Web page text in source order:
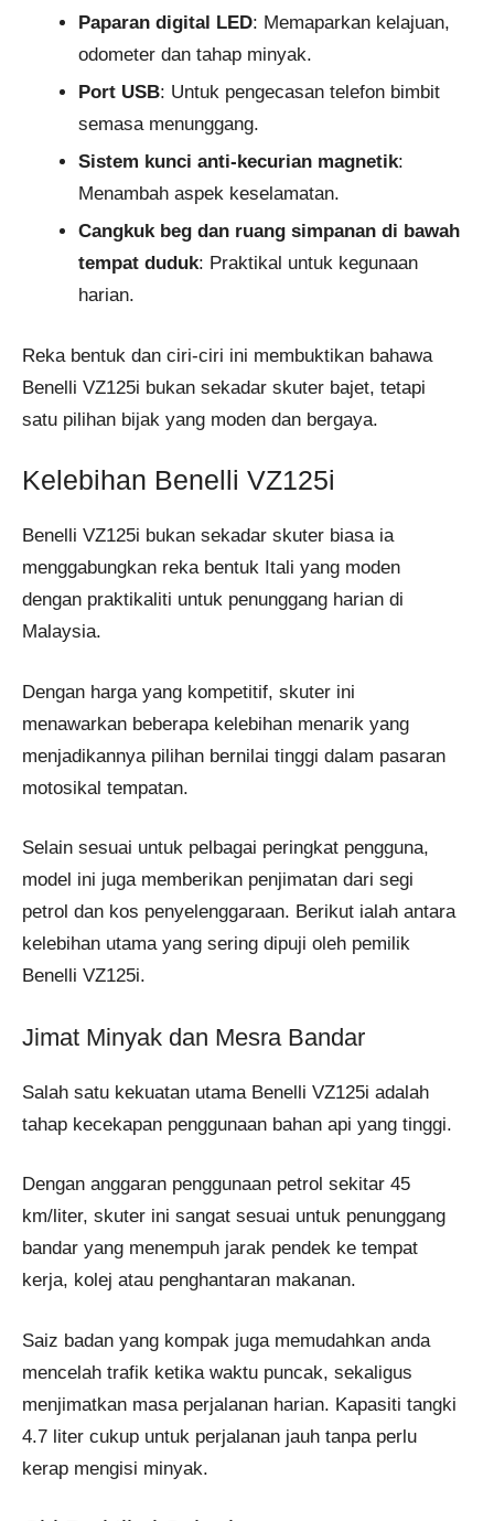
Paparan digital LED: Memaparkan kelajuan,
odometer dan tahap minyak.
Port USB: Untuk pengecasan telefon bimbit
semasa menunggang.
Sistem kunci anti-kecurian magnetik:
Menambah aspek keselamatan.
Cangkuk beg dan ruang simpanan di bawah
tempat duduk: Praktikal untuk kegunaan
harian.
Reka bentuk dan ciri-ciri ini membuktikan bahawa
Benelli VZ125i bukan sekadar skuter bajet, tetapi
satu pilihan bijak yang moden dan bergaya.
Kelebihan Benelli VZ125i
Benelli VZ125i bukan sekadar skuter biasa ia
menggabungkan reka bentuk Itali yang moden
dengan praktikaliti untuk penunggang harian di
Malaysia.
Dengan harga yang kompetitif, skuter ini
menawarkan beberapa kelebihan menarik yang
menjadikannya pilihan bernilai tinggi dalam pasaran
motosikal tempatan.
Selain sesuai untuk pelbagai peringkat pengguna,
model ini juga memberikan penjimatan dari segi
petrol dan kos penyelenggaraan. Berikut ialah antara
kelebihan utama yang sering dipuji oleh pemilik
Benelli VZ125i.
Jimat Minyak dan Mesra Bandar
Salah satu kekuatan utama Benelli VZ125i adalah
tahap kecekapan penggunaan bahan api yang tinggi.
Dengan anggaran penggunaan petrol sekitar 45
km/liter, skuter ini sangat sesuai untuk penunggang
bandar yang menempuh jarak pendek ke tempat
kerja, kolej atau penghantaran makanan.
Saiz badan yang kompak juga memudahkan anda
mencelah trafik ketika waktu puncak, sekaligus
menjimatkan masa perjalanan harian. Kapasiti tangki
4.7 liter cukup untuk perjalanan jauh tanpa perlu
kerap mengisi minyak.